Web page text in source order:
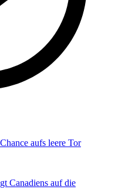
aufs leere Tor